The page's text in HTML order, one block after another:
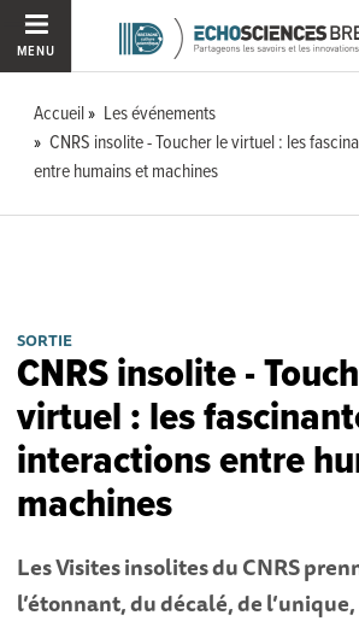
MENU
Accueil
Les événements
CNRS insolite - Toucher le virtuel : les
entre humains et machines
SORTIE
CNRS insolite -
virtuel : les
interactions entre
machines
Les Visites insolites du CNRS
l’étonnant, du décalé, de